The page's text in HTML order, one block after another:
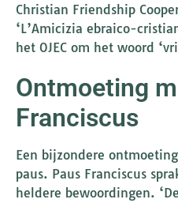
Christian Friendship
‘L’Amicizia ebraico-
het OJEC om het woord
Ontmoeting
Franciscus
Een bijzondere
paus. Paus Franciscus
heldere bewoordingen.